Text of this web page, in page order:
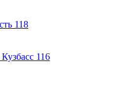
118
116